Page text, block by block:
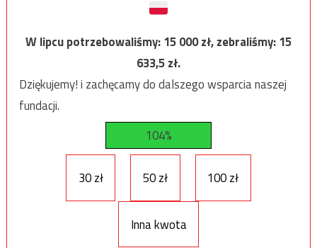
W lipcu potrzebowaliśmy:15 000zł, zebraliśmy:15
633,5zł.
Dziękujemy! i zachęcamy do dalszego wsparcia naszej
fundacji.
104%
30 zł 50 zł 100 zł
Inna kwota